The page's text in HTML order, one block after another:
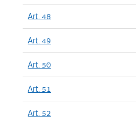
Art. 48
Art. 49
Art. 50
Art. 51
Art. 52